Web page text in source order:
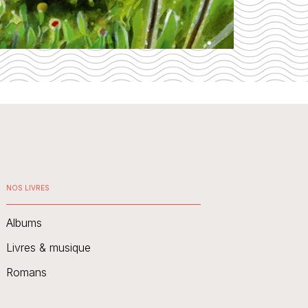
NOS LIVRES
Albums
Livres & musique
Romans